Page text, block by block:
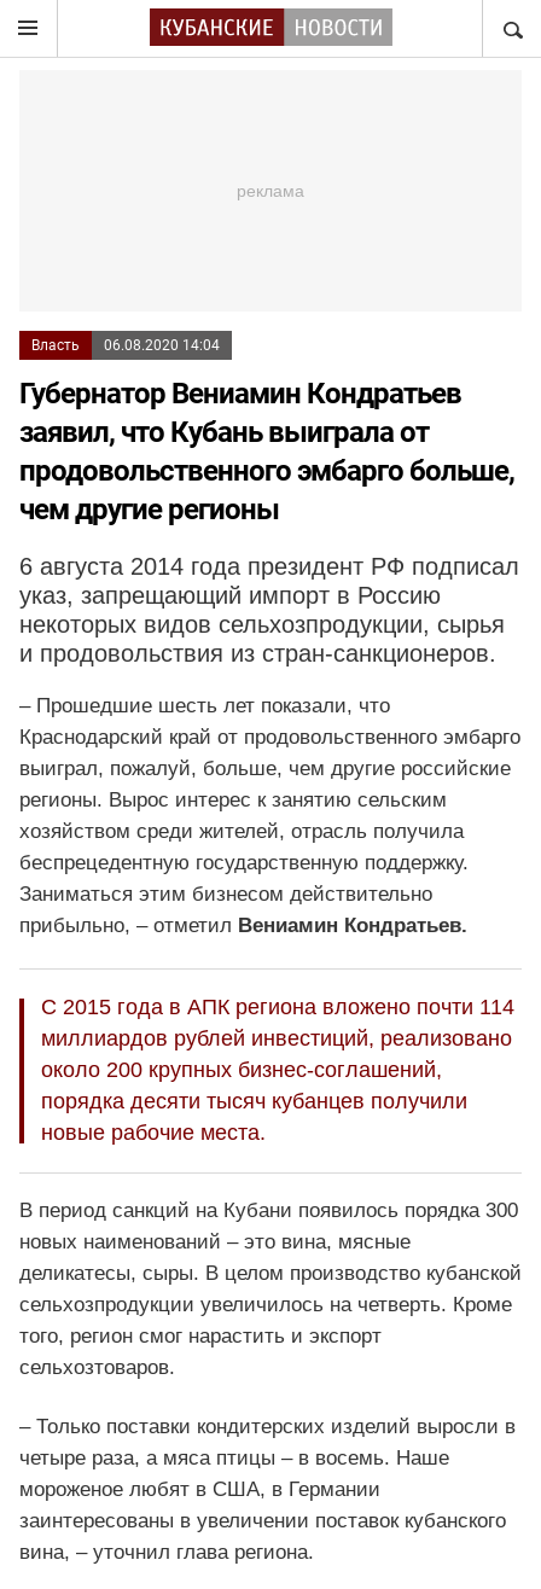
Власть 06.08.2020 14:04
Губернатор Вениамин Кондратьев
заявил, что Кубань выиграла от
продовольственного эмбарго больше,
чем другие регионы
6 августа 2014 года президент РФ подписал
указ, запрещающий импорт в Россию
некоторых видов сельхозпродукции, сырья
и продовольствия из стран-санкционеров.
– Прошедшие шесть лет показали, что
Краснодарский край от продовольственного эмбарго
выиграл, пожалуй, больше, чем другие российские
регионы. Вырос интерес к занятию сельским
хозяйством среди жителей, отрасль получила
беспрецедентную государственную поддержку.
Заниматься этим бизнесом действительно
прибыльно, – отметил Вениамин Кондратьев.
С 2015 года в АПК региона вложено почти 114
миллиардов рублей инвестиций, реализовано
около 200 крупных бизнес-соглашений,
порядка десяти тысяч кубанцев получили
новые рабочие места.
В период санкций на Кубани появилось порядка 300
новых наименований – это вина, мясные
деликатесы, сыры. В целом производство кубанской
сельхозпродукции увеличилось на четверть. Кроме
того, регион смог нарастить и экспорт
сельхозтоваров.
– Только поставки кондитерских изделий выросли в
четыре раза, а мяса птицы – в восемь. Наше
мороженое любят в США, в Германии
заинтересованы в увеличении поставок кубанского
вина, – уточнил глава региона.